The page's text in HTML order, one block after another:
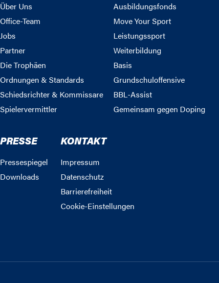
Über Uns
Office-Team
Jobs
Partner
Die Trophäen
Ordnungen & Standards
Schiedsrichter & Kommissare
Spielervermittler
Ausbildungsfonds
Move Your Sport
Leistungssport
Weiterbildung
Basis
Grundschuloffensive
BBL-Assist
Gemeinsam gegen Doping
PRESSE
Pressespiegel
Downloads
KONTAKT
Impressum
Datenschutz
Barrierefreiheit
Cookie-Einstellungen